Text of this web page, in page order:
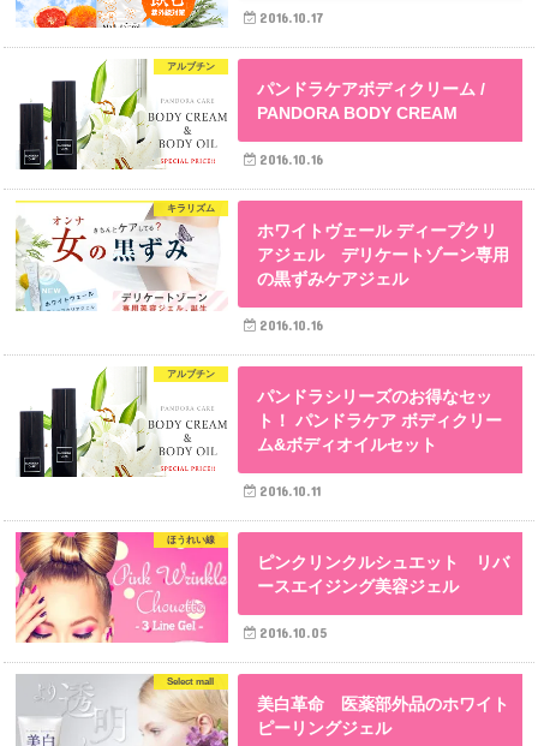
2016.10.17
アルブチン
パンドラケアボディクリーム /
PANDORA BODY CREAM
2016.10.16
キラリズム
ホワイトヴェール ディープクリ
アジェル デリケートゾーン専用
の黒ずみケアジェル
2016.10.16
アルブチン
パンドラシリーズのお得なセッ
ト！ パンドラケア ボディクリー
ム&ボディオイルセット
2016.10.11
ほうれい線
ピンクリンクルシュエット リバ
ースエイジング美容ジェル
2016.10.05
Select mall
美白革命 医薬部外品のホワイト
ピーリングジェル